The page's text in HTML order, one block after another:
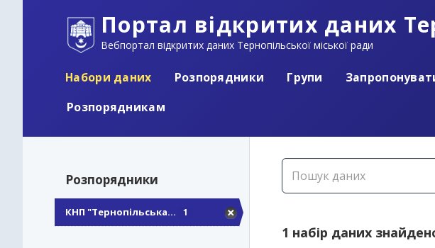
Портал відкритих даних
Вебпортал відкритих даних Тернопільської міської ради
Набори даних Розпорядники Групи
Розпорядникам
Розпорядники
КНП "Тернопільська... 1
1 набір даних